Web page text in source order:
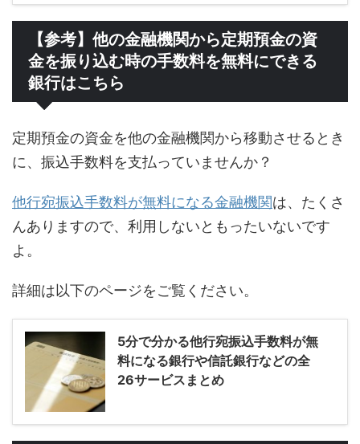
【参考】他の金融機関から定期預金の資
金を振り込む時の手数料を無料にできる
銀行はこちら
定期預金の資金を他の金融機関から移動させるとき
に、振込手数料を支払っていませんか？
他行宛振込手数料が無料になる金融機関は、たくさ
んありますので、利用しないともったいないです
よ。
詳細は以下のページをご覧ください。
5分で分かる他行宛振込手数料が無
料になる銀行や信託銀行などの全
26サービスまとめ